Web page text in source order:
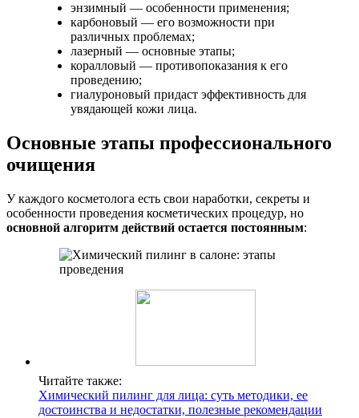
энзимный — особенности применения;
карбоновый — его возможности при
различных проблемах;
лазерный — основные этапы;
коралловый — противопоказания к его
проведению;
гиалуроновый придаст эффективность для
увядающей кожи лица.
Основные этапы профессионального
очищения
У каждого косметолога есть свои наработки, секреты и
особенности проведения косметических процедур, но
основной алгоритм действий остается постоянным:
Читайте также:
Химический пилинг для лица: суть методики, ее
достоинства и недостатки, полезные рекомендации